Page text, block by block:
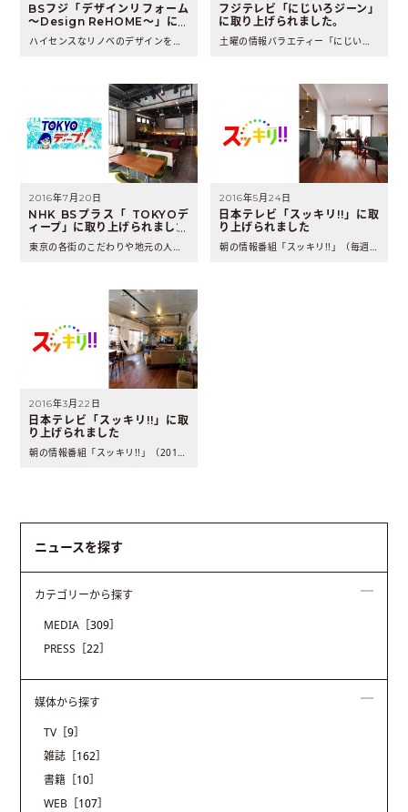
BSフジ「デザインリフォーム
～Design ReHOME～」に取
り上げられました。
ハイセンスなリノベのデザインを啓蒙する番組「デザインリフォー..
フジテレビ「にじいろジーン」
に取り上げられました。
土曜の情報バラエティー「にじいろジーン」（2017年9月2日..
2016年7月20日
NHK BSプラス「 TOKYOデ
ィープ」に取り上げられました
東京の各街のこだわりや地元の人しか知らないディープな情報をお..
2016年5月24日
日本テレビ「スッキリ!!」に取
り上げられました
朝の情報番組「スッキリ!!」（毎週月曜～金曜日 8:00～..
2016年3月22日
日本テレビ「スッキリ!!」に取
り上げられました
朝の情報番組「スッキリ!!」（2016年3月22日 8:00..
ニュースを探す
カテゴリーから探す
MEDIA ［309］
PRESS ［22］
媒体から探す
TV ［9］
雑誌 ［162］
書籍 ［10］
WEB ［107］